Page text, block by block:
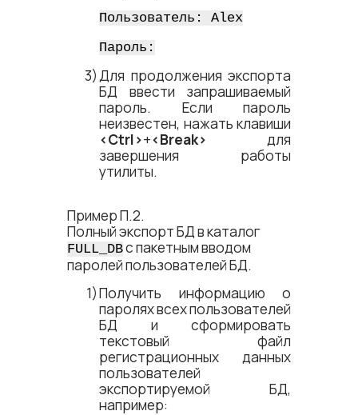
Пользователь: Alex
Пароль:
Для продолжения экспорта
БД ввести запрашиваемый
пароль. Если пароль
неизвестен, нажать клавиши
<​Ctrl​>+<​Break​> для
завершения работы
утилиты.
Пример П.2.
Полный экспорт БД в каталог
FULL_DBс пакетным вводом
паролей пользователей БД.
Получить информацию о
паролях всех пользователей
БД и сформировать
текстовый файл
регистрационных данных
пользователей
экспортируемой БД,
например: